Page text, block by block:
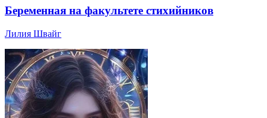
Беременная на факультете стихийников
Лилия Швайг